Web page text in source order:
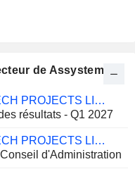
de Assystem
POWER MECH PROJECTS LIMITED
résultats - Q1 2027
POWER MECH PROJECTS LIMITED
d'Administration